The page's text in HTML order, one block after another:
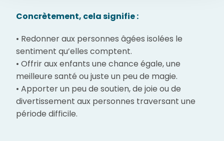
Concrètement, cela signifie :
• Redonner aux personnes âgées isolées le
sentiment qu’elles comptent.
• Offrir aux enfants une chance égale, une
meilleure santé ou juste un peu de magie.
• Apporter un peu de soutien, de joie ou de
divertissement aux personnes traversant une
période difficile.